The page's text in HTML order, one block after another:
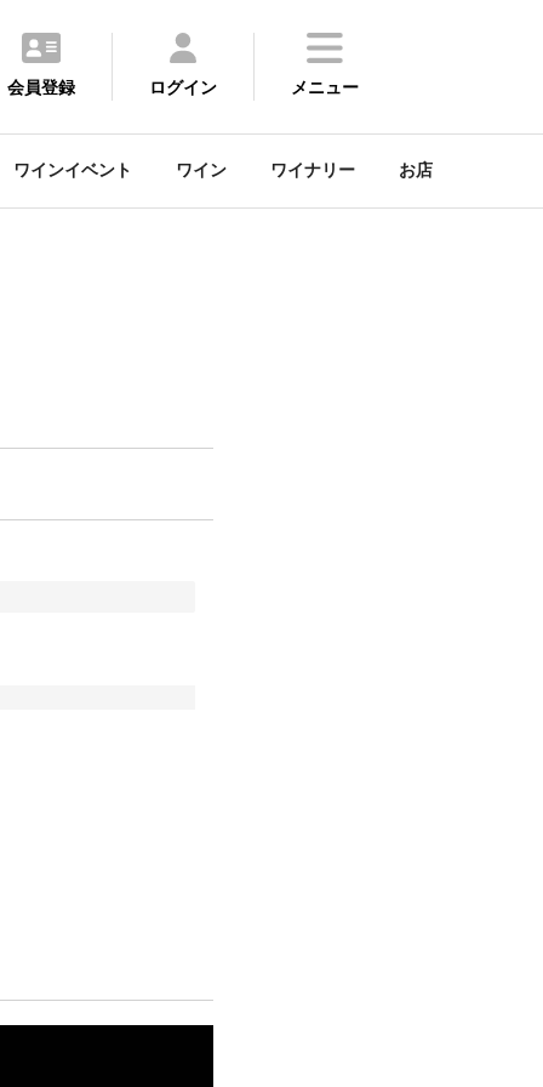
会員登録 ログイン メニュー
ワインイベント ワイン ワイナリー お店